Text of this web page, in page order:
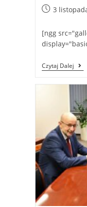
3
[ngg
Czytaj Dalej